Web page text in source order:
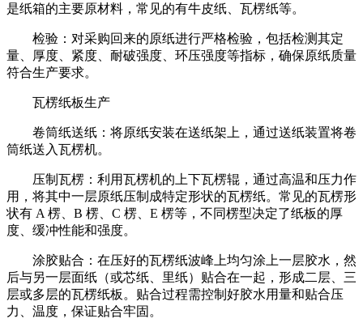
是纸箱的主要原材料，常见的有牛皮纸、瓦楞纸等。
检验：对采购回来的原纸进行严格检验，包括检测其定
量、厚度、紧度、耐破强度、环压强度等指标，确保原纸质量
符合生产要求。
瓦楞纸板生产
卷筒纸送纸：将原纸安装在送纸架上，通过送纸装置将卷
筒纸送入瓦楞机。
压制瓦楞：利用瓦楞机的上下瓦楞辊，通过高温和压力作
用，将其中一层原纸压制成特定形状的瓦楞纸。常见的瓦楞形
状有 A 楞、B 楞、C 楞、E 楞等，不同楞型决定了纸板的厚
度、缓冲性能和强度。
涂胶贴合：在压好的瓦楞纸波峰上均匀涂上一层胶水，然
后与另一层面纸（或芯纸、里纸）贴合在一起，形成二层、三
层或多层的瓦楞纸板。贴合过程需控制好胶水用量和贴合压
力、温度，保证贴合牢固。